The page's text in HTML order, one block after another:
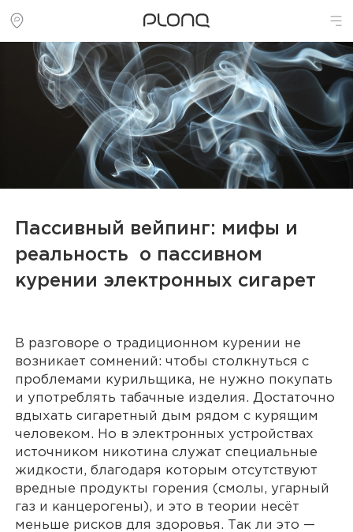
Пассивный вейпинг: мифы и
реальность о пассивном
курении электронных сигарет
В разговоре о традиционном курении не
возникает сомнений: чтобы столкнуться с
проблемами курильщика, не нужно покупать
и употреблять табачные изделия. Достаточно
вдыхать сигаретный дым рядом с курящим
человеком. Но в электронных устройствах
источником никотина служат специальные
жидкости, благодаря которым отсутствуют
вредные продукты горения (смолы, угарный
газ и канцерогены), и это в теории несёт
меньше рисков для здоровья. Так ли это —